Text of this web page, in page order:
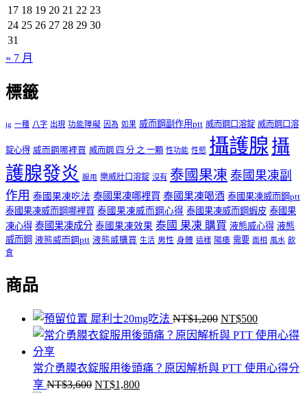
17 18 19 20 21 22 23
24 25 26 27 28 29 30
31
« 7 月
標籤
ig 一種 八字 出現 功能障礙 因為 如果 威而鋼副作用ptt 威而鋼口溶錠 威而鋼口溶
錠心得 威而鋼哪裡買 威而鋼 四 分 之 一顆 性功能 性慾 攝護腺 攝
護腺發炎
服用 樂威壯口溶錠 沒有 泰國果凍 泰國果凍副
作用 泰國果凍吃法 泰國果凍哪裡買 泰國果凍喝酒 泰國果凍威而鋼ptt
泰國果凍威而鋼哪裡買 泰國果凍威而鋼心得 泰國果凍威而鋼蝦皮 泰國果
凍心得 泰國果凍成分 泰國果凍效果 泰國 果凍 購買 液態威心得 液態
威而鋼 液態威而鋼ptt 液態威購買 生活 男性 身體 這樣 陽痿 需要 面相 風水 飲
食
商品
犀利士20mg吃法 NT$1,200 原
始
格：
NT$500目
前
格：
常介勇膜衣錠服用後頭痛？原因解析與 PTT 使用心得分
享 NT$3,600 原
NT$1,800目